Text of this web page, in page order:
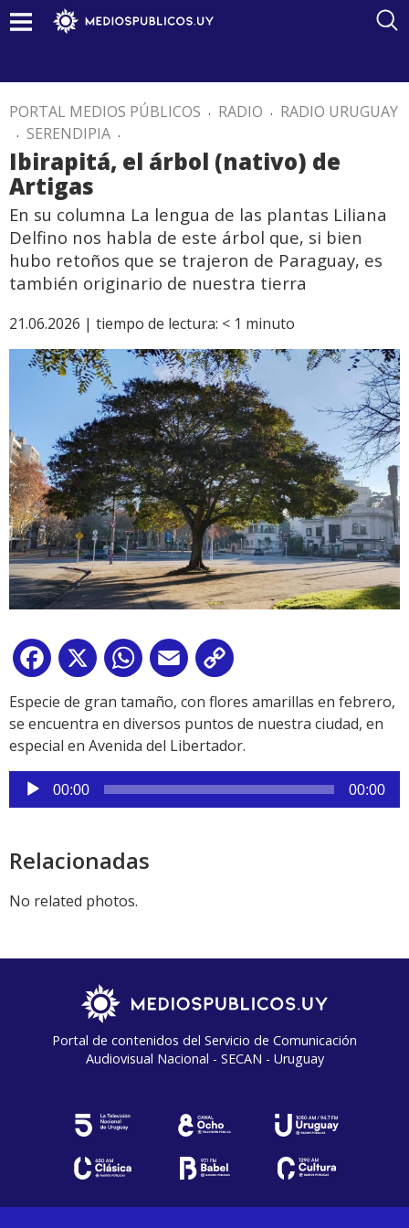
PORTAL MEDIOS PÚBLICOS . RADIO . RADIO URUGUAY
. SERENDIPIA .
Ibirapitá, el árbol (nativo) de
Artigas
En su columna La lengua de las plantas Liliana
Delfino nos habla de este árbol que, si bien
hubo retoños que se trajeron de Paraguay, es
también originario de nuestra tierra
21.06.2026 | tiempo de lectura: < 1 minuto
Facebook
X WhatsApp
Email
Link
Especie de gran tamaño, con flores amarillas en febrero,
se encuentra en diversos puntos de nuestra ciudad, en
especial en Avenida del Libertador.
Reproductor
de
00:00 00:00
Relacionadas
No related photos.
Portal de contenidos del Servicio de Comunicación
Audiovisual Nacional - SECAN - Uruguay